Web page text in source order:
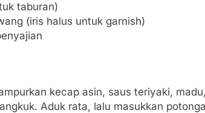
taburan)
(iris halus untuk garnish)
kecap asin, saus teriyaki,
Aduk rata, lalu masukkan